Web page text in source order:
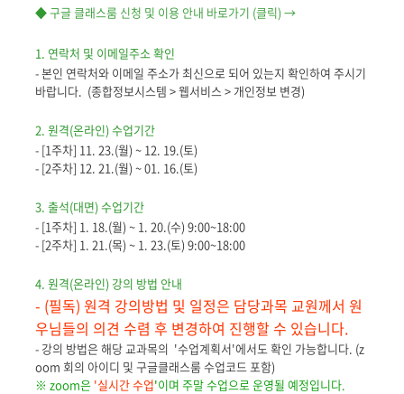
◆ 구글 클래스룸 신청 및 이용 안내 바로가기 (클릭) →
1. 연락처 및 이메일주소 확인
- 본인 연락처와 이메일 주소가 최신으로 되어 있는지 확인하여 주시기
바랍니다. (종합정보시스템 > 웹서비스 > 개인정보 변경)
2. 원격(온라인) 수업기간
- [1주차] 11. 23.(월) ~ 12. 19.(토)
- [2주차] 12. 21.(월) ~ 01. 16.(토)
3. 출석(대면) 수업기간
- [1주차] 1. 18.(월) ~ 1. 20.(수) 9:00~18:00
- [2주차] 1. 21.(목) ~ 1. 23.(토) 9:00~18:00
4. 원격(온라인) 강의 방법 안내
- (필독) 원격 강의방법 및 일정은 담당과목 교원께서 원
우님들의 의견 수렴 후 변경하여 진행할 수 있습니다.
- 강의 방법은 해당 교과목의 '수업계획서'에서도 확인 가능합니다. (z
oom 회의 아이디 및 구글클래스룸 수업코드 포함)
※ zoom은 '실시간 수업'이며 주말 수업으로 운영될 예정입니다.